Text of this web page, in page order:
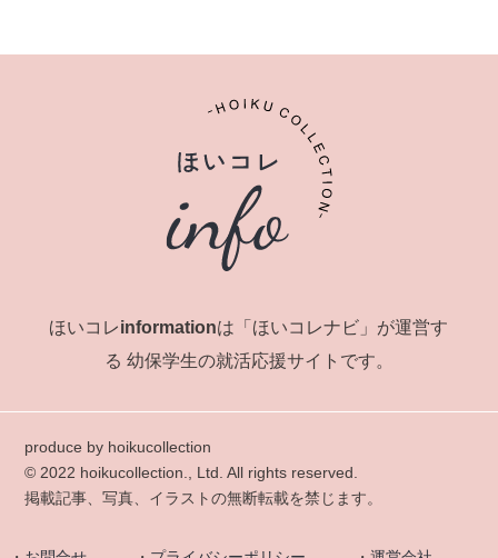
ほいコレinformationは「ほいコレナビ」が運営す
る 幼保学生の就活応援サイトです。
produce by hoikucollection
© 2022 hoikucollection., Ltd. All rights reserved.
掲載記事、写真、イラストの無断転載を禁じます。